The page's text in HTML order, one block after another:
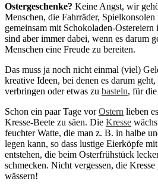
Ostergeschenke? Keine Angst, wir
Menschen, die Fahrräder, Spielkonsolen
gemeinsam mit Schokoladen-
sind aber immer dabei, wenn es darum
Menschen eine Freude zu bereiten.
Das muss ja noch nicht einmal (viel)
kreative Ideen, bei denen es darum
verbringen oder etwas zu basteln, für
Schon ein paar Tage vorOstern lieben
Kresse-Beete zu säen. Die Kresse
feuchter Watte, die man z. B. in halbe
legen kann, so dass lustige Eierköpfe
entstehen, die beim Osterfrühstück
schmecken. Nicht vergessen, die
wässern!